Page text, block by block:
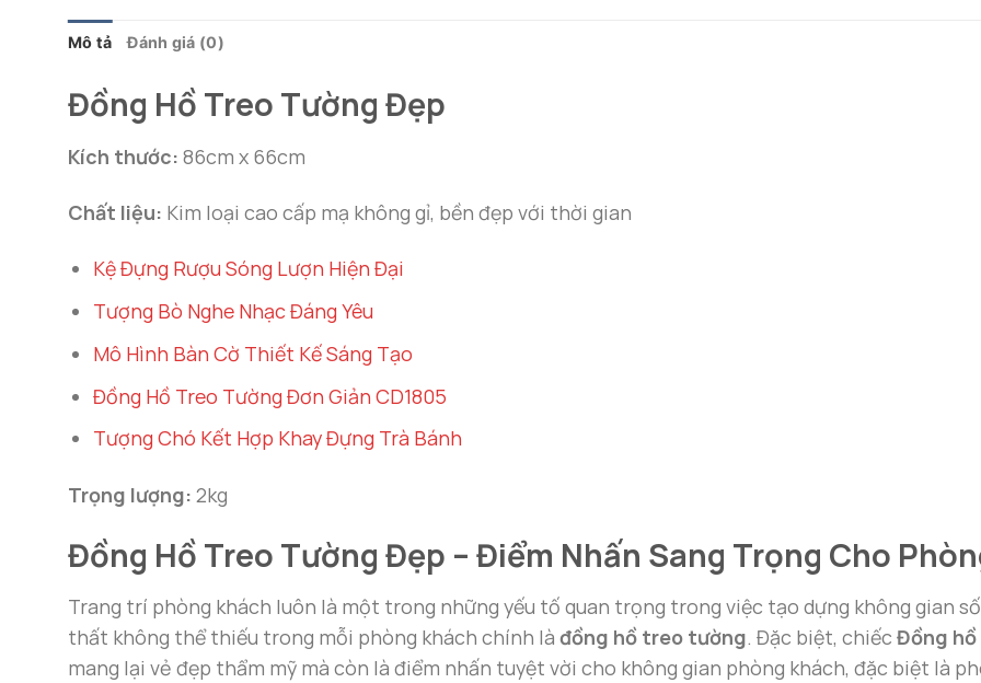
Mô tả Đánh giá (0)
Đồng Hồ Treo Tường Đẹp
Kích thước: 86cm x 66cm
Chất liệu: Kim loại cao cấp mạ không gỉ, bền đẹp với thời gian
Kệ Đựng Rượu Sóng Lượn Hiện Đại
Tượng Bò Nghe Nhạc Đáng Yêu
Mô Hình Bàn Cờ Thiết Kế Sáng Tạo
Đồng Hồ Treo Tường Đơn Giản CD1805
Tượng Chó Kết Hợp Khay Đựng Trà Bánh
Trọng lượng: 2kg
Đồng Hồ Treo Tường Đẹp – Điểm Nhấn Sang Trọng Cho
Trang trí phòng khách luôn là một trong những yếu tố quan trọng trong việc tạo dựng không gian
thất không thể thiếu trong mỗi phòng khách chính là đồng hồ treo tường. Đặc biệt, chiếc Đồng
mang lại vẻ đẹp thẩm mỹ mà còn là điểm nhấn tuyệt vời cho không gian phòng khách, đặc biệt là